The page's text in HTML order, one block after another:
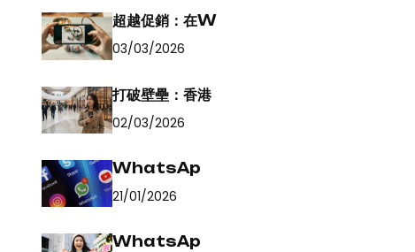
超越促銷：在W
03/03/2026
打破壁壘：香港
02/03/2026
WhatsAp
21/01/2026
WhatsAp